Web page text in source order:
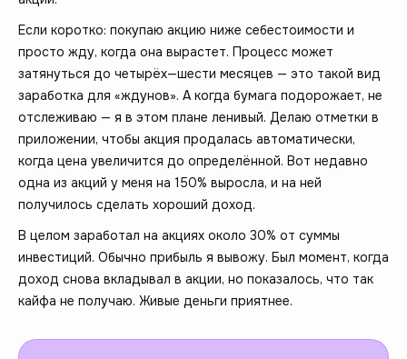
Если коротко: покупаю акцию ниже себестоимости и
просто жду, когда она вырастет. Процесс может
затянуться до четырёх—шести месяцев — это такой вид
заработка для «ждунов». А когда бумага подорожает, не
отслеживаю — я в этом плане ленивый. Делаю отметки в
приложении, чтобы акция продалась автоматически,
когда цена увеличится до определённой. Вот недавно
одна из акций у меня на 150% выросла, и на ней
получилось сделать хороший доход.
В целом заработал на акциях около 30% от суммы
инвестиций. Обычно прибыль я вывожу. Был момент, когда
доход снова вкладывал в акции, но показалось, что так
кайфа не получаю. Живые деньги приятнее.